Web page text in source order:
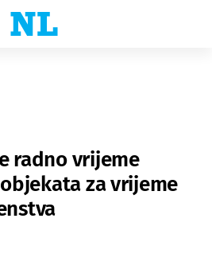
radno vrijeme
za vrijeme